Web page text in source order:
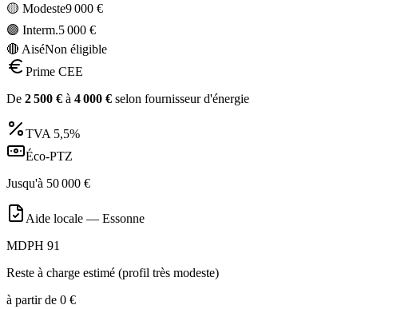
🟡 Modeste9 000 €
🟣 Interm.5 000 €
🔴 AiséNon éligible
Prime CEE
De 2 500 € à 4 000 € selon fournisseur d'énergie
TVA 5,5%
Éco-PTZ
Jusqu'à 50 000 €
Aide locale — Essonne
MDPH 91
Reste à charge estimé (profil très modeste)
à partir de 0 €